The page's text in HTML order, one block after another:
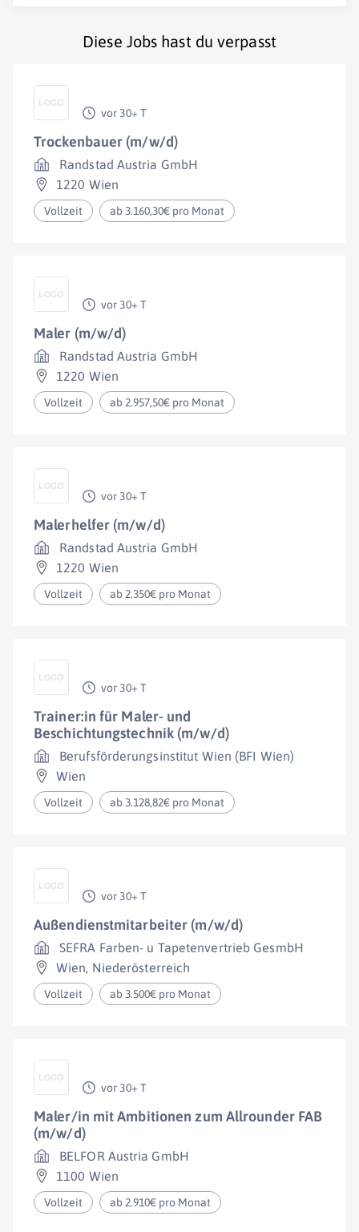
Diese Jobs hast du verpasst
vor 30+ T
Trockenbauer (m/w/d)
Randstad Austria GmbH
1220 Wien
Vollzeit ab 3.160,30€ pro Monat
vor 30+ T
Maler (m/w/d)
Randstad Austria GmbH
1220 Wien
Vollzeit ab 2.957,50€ pro Monat
vor 30+ T
Malerhelfer (m/w/d)
Randstad Austria GmbH
1220 Wien
Vollzeit ab 2.350€ pro Monat
vor 30+ T
Trainer:in für Maler- und
Beschichtungstechnik (m/w/d)
Berufsförderungsinstitut Wien (BFI Wien)
Wien
Vollzeit ab 3.128,82€ pro Monat
vor 30+ T
Außendienstmitarbeiter (m/w/d)
SEFRA Farben- u Tapetenvertrieb GesmbH
Wien, Niederösterreich
Vollzeit ab 3.500€ pro Monat
vor 30+ T
Maler/in mit Ambitionen zum Allrounder FAB
(m/w/d)
BELFOR Austria GmbH
1100 Wien
Vollzeit ab 2.910€ pro Monat